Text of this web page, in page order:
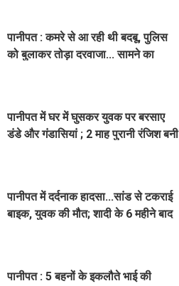
पानीपत : कमरे से आ रही थी बदबू, पुलिस
को बुलाकर तोड़ा दरवाजा... सामने का
पानीपत में घर में घुसकर युवक पर बरसाए
डंडे और गंडासियां ; 2 माह पुरानी रंजिश बनी
पानीपत में दर्दनाक हादसा...सांड से टकराई
बाइक, युवक की मौत; शादी के 6 महीने बाद
पानीपत : 5 बहनों के इकलौते भाई की